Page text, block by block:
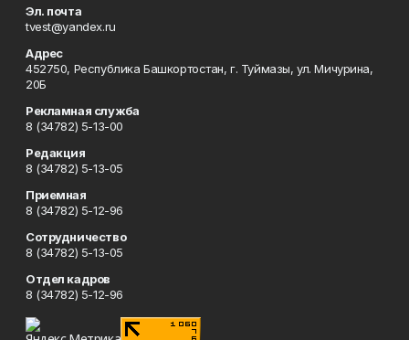
Эл. почта
tvest@yandex.ru
Адрес
452750, Республика Башкортостан, г. Туймазы, ул. Мичурина,
20Б
Рекламная служба
8 (34782) 5-13-00
Редакция
8 (34782) 5-13-05
Приемная
8 (34782) 5-12-96
Сотрудничество
8 (34782) 5-13-05
Отдел кадров
8 (34782) 5-12-96